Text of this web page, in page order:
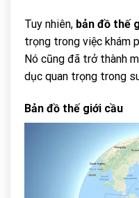
Tuy nhiên, bản đồ thế
trọng trong việc khám
Nó cũng đã trở thành
dục quan trọng trong
Bản đồ thế giới cầu